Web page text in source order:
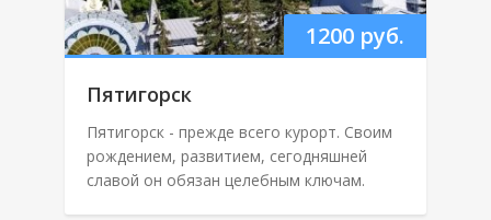
1200 руб.
Пятигорск
Пятигорск - прежде всего курорт. Своим
рождением, развитием, сегодняшней
славой он обязан целебным ключам.